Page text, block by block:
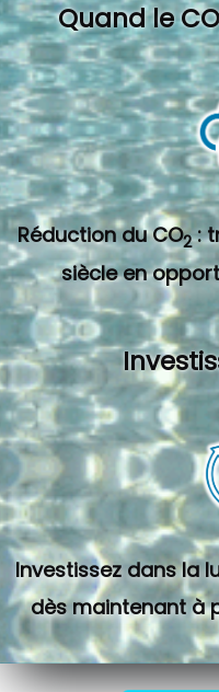
Quand le CO
Réduction du CO2 :
siècle en
Investissez dans la
dès maintenant à